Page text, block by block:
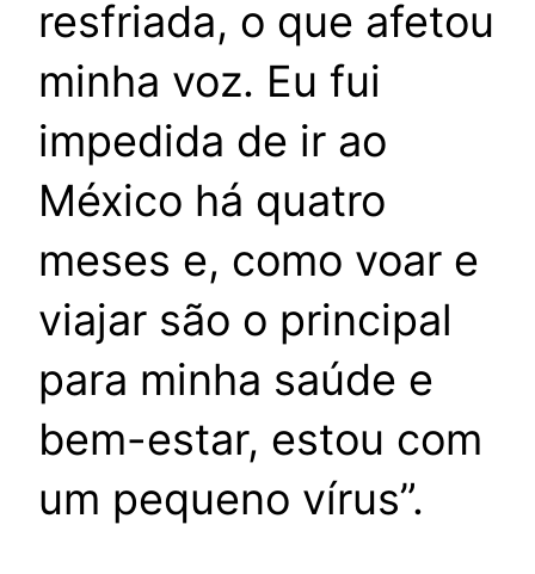
resfriada, o que afetou
minha voz. Eu fui
impedida de ir ao
México há quatro
meses e, como voar e
viajar são o principal
para minha saúde e
bem-estar, estou com
um pequeno vírus”.